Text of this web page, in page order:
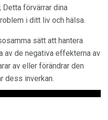
Detta förvärrar dina
i ditt liv och hälsa.
sätt att hantera
av de negativa effekterna av
av eller förändrar den
dess inverkan.